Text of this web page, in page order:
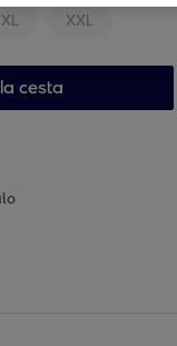
XL XXL
cesta